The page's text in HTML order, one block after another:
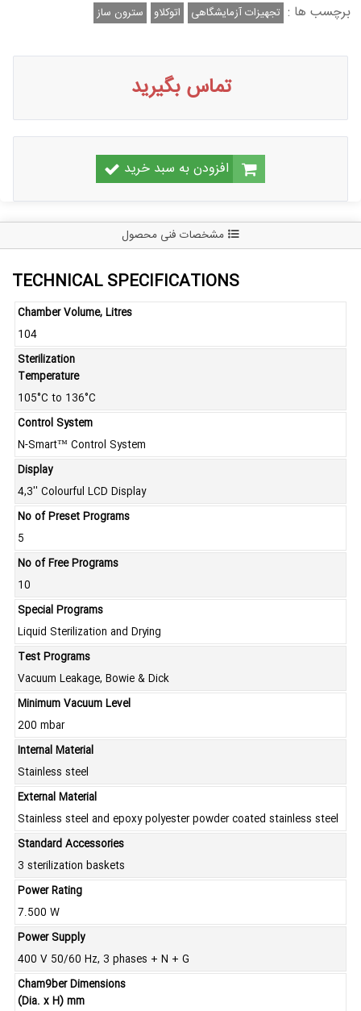
برچسب ها : تجهیزات آزمایشگاهی اتوکلاو سترون ساز
تماس بگیرید
افزودن به سبد خرید
مشخصات فنی محصول
TECHNICAL SPECIFICATIONS
Chamber Volume, Litres
104
Sterilization
Temperature
105°C to 136°C
Control System
N-Smart™ Control System
Display
4,3'' Colourful LCD Display
No of Preset Programs
5
No of Free Programs
10
Special Programs
Liquid Sterilization and Drying
Test Programs
Vacuum Leakage, Bowie & Dick
Minimum Vacuum Level
200 mbar
Internal Material
Stainless steel
External Material
Stainless steel and epoxy polyester powder coated stainless steel
Standard Accessories
3 sterilization baskets
Power Rating
7.500 W
Power Supply
400 V 50/60 Hz, 3 phases + N + G
Cham9ber Dimensions
(Dia. x H) mm